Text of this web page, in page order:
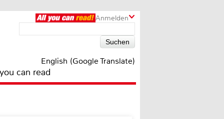
Anmelden
English (Google Translate)
can read